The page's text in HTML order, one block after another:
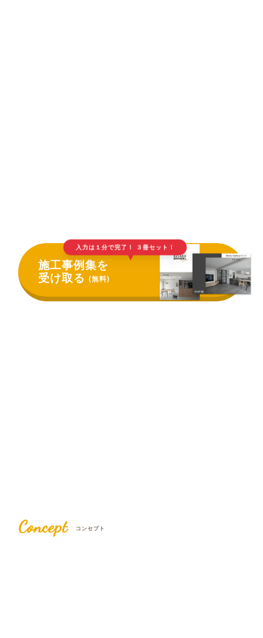
入力は１分で完了！ ３冊セット！
▲
施工事例集を
受け取る(無料)
Concept コンセプト